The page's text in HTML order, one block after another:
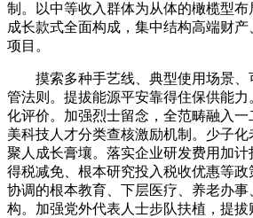
制。以中等收入群体为从体的橄榄型
成长款式全面构成，集中结构高端财
项目。
摸索多种手艺线、典型使用场景、
管法则。提拔能源平安靠得住保供能
化评价。加强烈士留念，全范畴融入
美科技人才分类查核激励机制。少子
聚人成长膏壤。落实企业研发费用加
得税减免、根本研究投入税收优惠等
协调的根本教育、下层医疗、养老办
构。加强党外代表人士步队扶植，提